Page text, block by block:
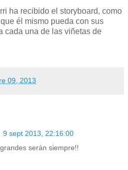
ha recibido el storyboard, como
él mismo pueda con sus
cada una de las viñetas de
09, 2013
9 sept 2013, 22:16:00
serán siempre!!